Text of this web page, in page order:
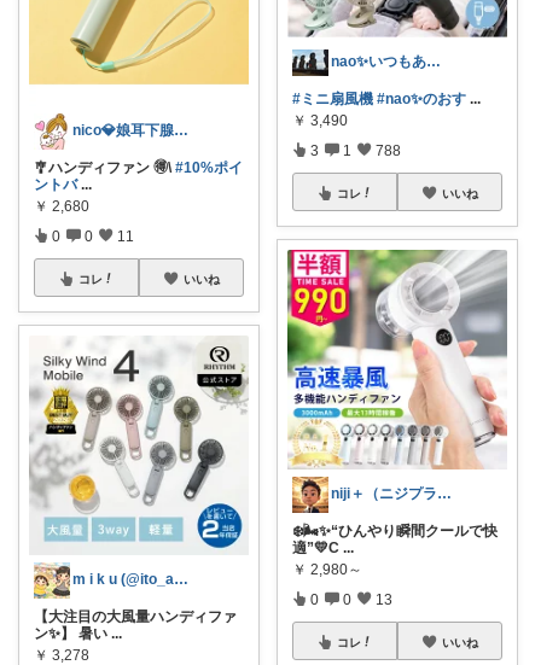
nico💎娘耳下腺炎でした😭💦
🎐ハンディファン 🉐\ #10%ポイ
ントバ ...
￥ 2,680
0 0 11
コレ いいね
m i k u (@ito_aya16)
【大注目の大風量ハンディファ
ン✨】 暑い ...
￥ 3,278
nao✨いつもありがとう😊
#ミニ扇風機 #nao✨のおす ...
￥ 3,490
3 1 788
コレ いいね
niji＋（ニジプラス）感謝しています
❄️🌬️✨“ひんやり瞬間クールで快
適”💛C ...
￥ 2,980～
0 0 13
コレ いいね